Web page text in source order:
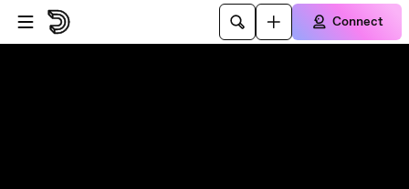
Skip to player
Skip to main content
Connect